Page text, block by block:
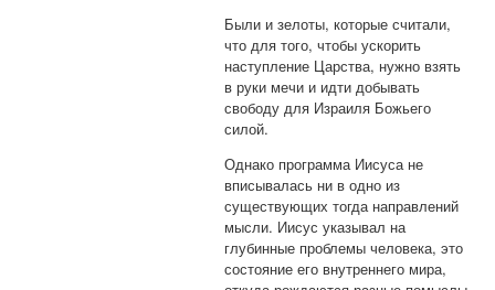
Были и зелоты, которые считали,
что для того, чтобы ускорить
наступление Царства, нужно взять
в руки мечи и идти добывать
свободу для Израиля Божьего
силой.
Однако программа Иисуса не
вписывалась ни в одно из
существующих тогда направлений
мысли. Иисус указывал на
глубинные проблемы человека, это
состояние его внутреннего мира,